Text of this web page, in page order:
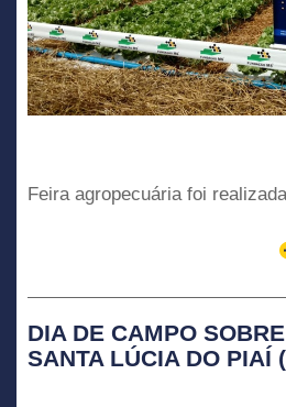
Feira agropecuária foi
DIA DE CAMPO
SANTA LÚCIA DO PIAÍ